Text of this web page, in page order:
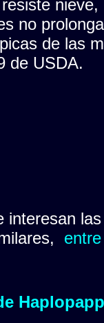
no
de las
de USDA.
interesan